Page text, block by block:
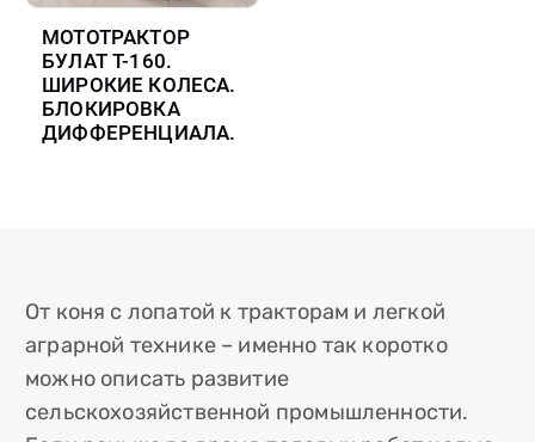
МОТОТРАКТОР
БУЛАТ Т-160.
ШИРОКИЕ КОЛЕСА.
БЛОКИРОВКА
ДИФФЕРЕНЦИАЛА.
От коня с лопатой к тракторам и легкой
аграрной технике – именно так коротко
можно описать развитие
сельскохозяйственной промышленности.